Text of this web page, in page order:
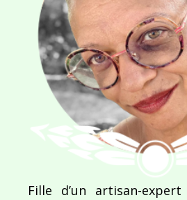
Navigation
l’article
5 règles pour recevoir ses
Fille d’un artisan-